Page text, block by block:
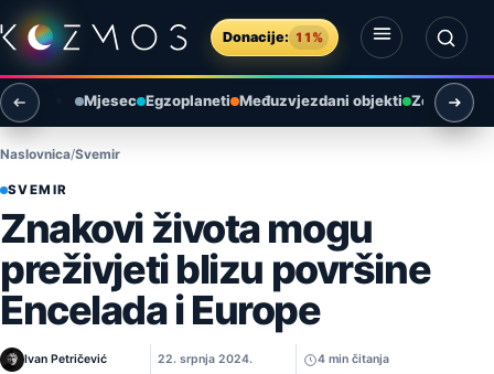
Preskoči na sadržaj
Donacije: 11%
Otvori izbornik
Otvori pretragu
Mjesec Egzoplaneti Međuzvjezdani objekti Zemlja i
Naslovnica Svemir
SVEMIR
Znakovi života mogu
preživjeti blizu površine
Encelada i Europe
Ivan Petričević 22. srpnja 2024. 4 min čitanja